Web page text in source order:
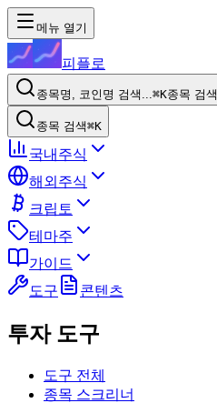
메뉴 열기
피플로
종목명, 코인명 검색...⌘K종목 검색
종목 검색⌘K
국내주식
해외주식
크립토
테마주
가이드
도구
콘텐츠
투자 도구
도구 전체
종목 스크리너